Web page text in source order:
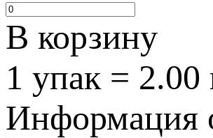
В корзину
1 упак =
Информация